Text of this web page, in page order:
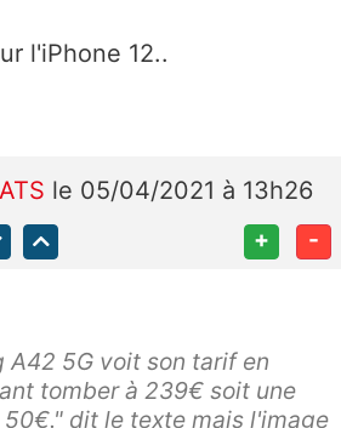
l'iPhone 12..
le 05/04/2021 à 13h26
+ -
A42 5G voit son tarif en
tomber à 239€ soit une
dit le texte mais l'image